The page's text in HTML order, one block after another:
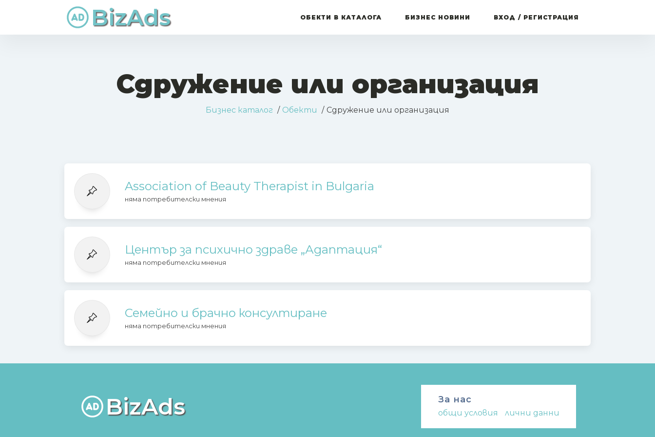
BizAds ОБЕКТИ В КАТАЛОГА БИЗНЕС НОВИНИ ВХОД / РЕГИСТРАЦИЯ
Сдружение или организация
Бизнес каталог Обекти Сдружение или организация
Association of Beauty Therapist in Bulgaria
няма потребителски мнения
Център за психично здраве „Адаптация“
няма потребителски мнения
Семейно и брачно консултиране
няма потребителски мнения
BizAds За нас
общи условия лични данни